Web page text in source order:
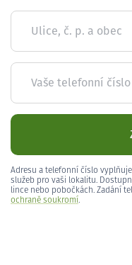
Ulice, č. p. a obec
Vaše telefonní číslo
Adresu a telefonní číslo
služeb pro vaši lokalitu.
lince nebo pobočkách. Zadání
ochraně soukromí.